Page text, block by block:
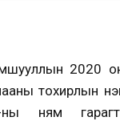
2020
тохирлын
ням гарагт